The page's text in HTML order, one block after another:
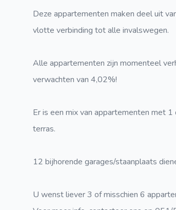
Deze appartementen maken deel uit
vlotte verbinding tot alle invalswegen.
Alle appartementen zijn momenteel
verwachten van 4,02%!
Er is een mix van appartementen met
terras.
12 bijhorende garages/staanplaats
U wenst liever 3 of misschien 6